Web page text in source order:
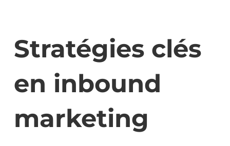
Stratégies clés
en inbound
marketing